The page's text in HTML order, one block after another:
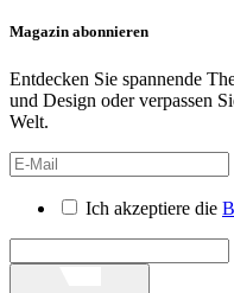
Magazin abonnieren
Entdecken Sie spannende
und Design oder verpassen
Welt.
Ich akzeptiere die